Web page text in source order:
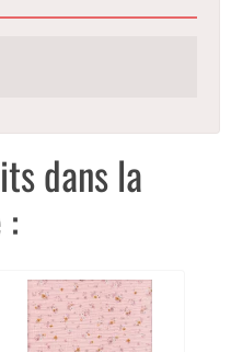
dans la
: